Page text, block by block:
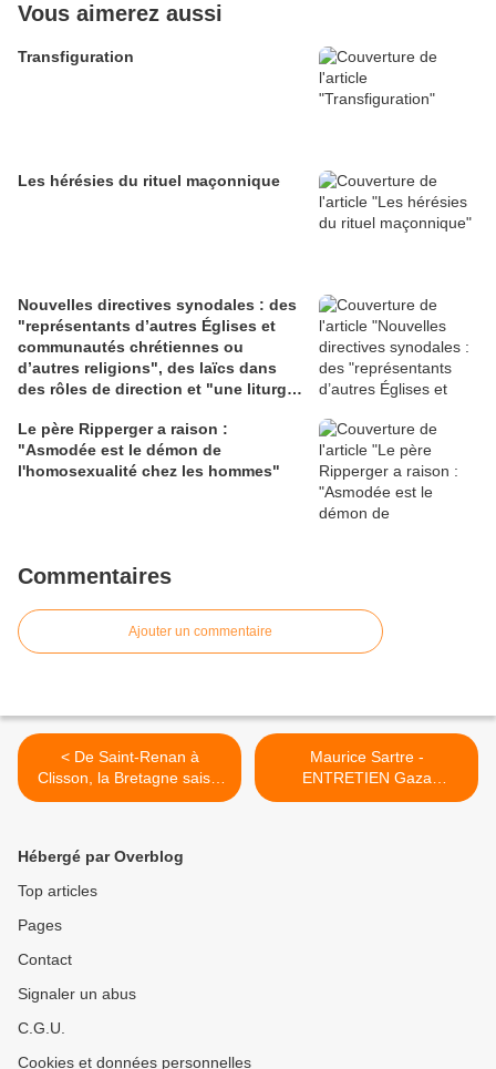
Vous aimerez aussi
Transfiguration
Les hérésies du rituel maçonnique
Nouvelles directives synodales : des
"représentants d’autres Églises et
communautés chrétiennes ou
d’autres religions", des laïcs dans
des rôles de direction et "une liturgie
Le père Ripperger a raison :
"Asmodée est le démon de
l'homosexualité chez les hommes"
Commentaires
Ajouter un commentaire
< De Saint-Renan à
Clisson, la Bretagne saisie
par le médiéval
Maurice Sartre -
ENTRETIEN Gaza
PALESTINE dans l'Antiquité
Hébergé par Overblog
Top articles
Pages
Contact
Signaler un abus
C.G.U.
Cookies et données personnelles